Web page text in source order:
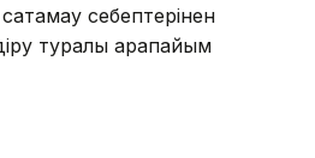
себептерінен
туралы қарапайым